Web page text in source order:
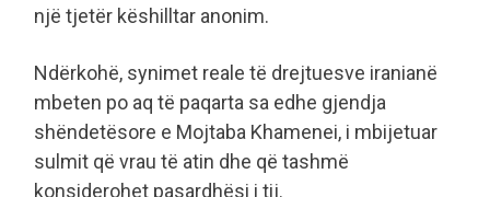
një tjetër këshilltar anonim.
Ndërkohë, synimet reale të drejtuesve iranianë
mbeten po aq të paqarta sa edhe gjendja
shëndetësore e Mojtaba Khamenei, i mbijetuar
sulmit që vrau të atin dhe që tashmë
konsiderohet pasardhësi i tij.